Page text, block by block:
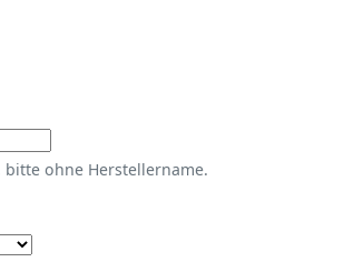
bitte ohne Herstellername.